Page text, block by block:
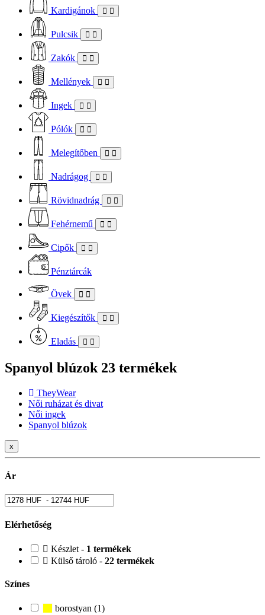
Kardigánok
Pulcsik
Zakók
Mellények
Ingek
Pólók
Melegítőben
Nadrágog
Rövidnadrág
Fehérnemű
Cipők
Pénztárcák
Övek
Kiegészítők
Eladás
Spanyol blúzok 23 termékek
TheyWear
Női ruházat és divat
Női ingek
Spanyol blúzok
x
Ár
Elérhetőség
Készlet - 1 termékek
Külső tároló - 22 termékek
Színes
borostyan (1)